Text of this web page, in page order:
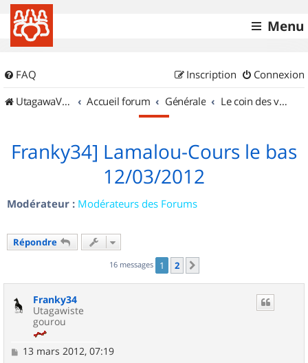
Menu
FAQ Connexion
Inscription
UtagawaVTT (Randos VTT et VTTAE avec traces GPS)
Accueil forum Générale Le coin des vidéastes
Franky34] Lamalou-Cours le bas
12/03/2012
Modérateur : Modérateurs des Forums
Répondre
16 messages 1 2
Franky34
Utagawiste
gourou
M13 mars 2012, 07:19